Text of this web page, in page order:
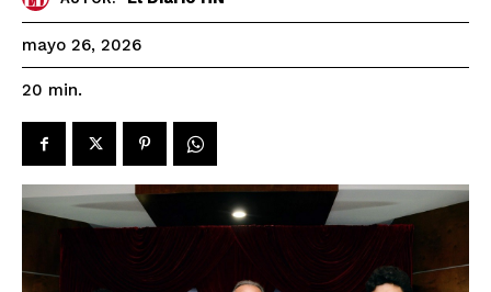
mayo 26, 2026
20 min.